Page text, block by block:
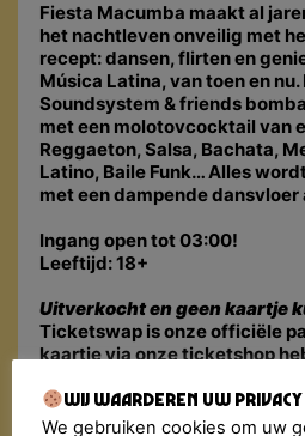
Fiesta Macumba maakt al
het nachtleven onveilig met
recept: dansen, flirten en
Música Latina, van toen en
Soundsystem & friends
met een molotovcocktail van
Reggaeton, Salsa, Bachata,
Latino, Baile Funk… Alles
met een dampende
Ingang open tot 03:00!
Leeftijd: 18+
Uitverkocht en geen kaartje
Ticketswap is onze officiële
kaartje via onze ticketshop
Ticketswap is een veilige en
fans om tickets te kopen en
Wij waarderen uw privacy
We gebruiken cookies om uw